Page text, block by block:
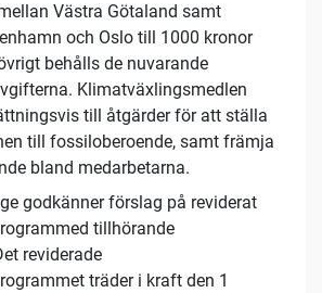
Västra Götaland samt
och Oslo till 1000 kronor
behålls de nuvarande
Klimatväxlingsmedlen
till åtgärder för att ställa
till fossiloberoende, samt främja
bland medarbetarna.
godkänner förslag på reviderat
tillhörande
reviderade
träder i kraft den 1